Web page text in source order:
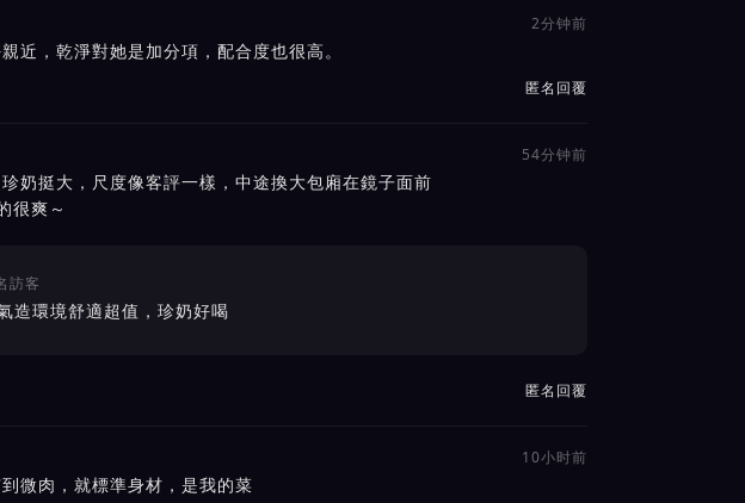
2分钟前
近，乾淨對她是加分項，配合度也很高。
匿名回覆
54分钟前
奶挺大，尺度像客評一樣，中途換大包廂在鏡子面前
很爽～
訪客
造環境舒適超值，珍奶好喝
匿名回覆
10小时前
微肉，就標準身材，是我的菜